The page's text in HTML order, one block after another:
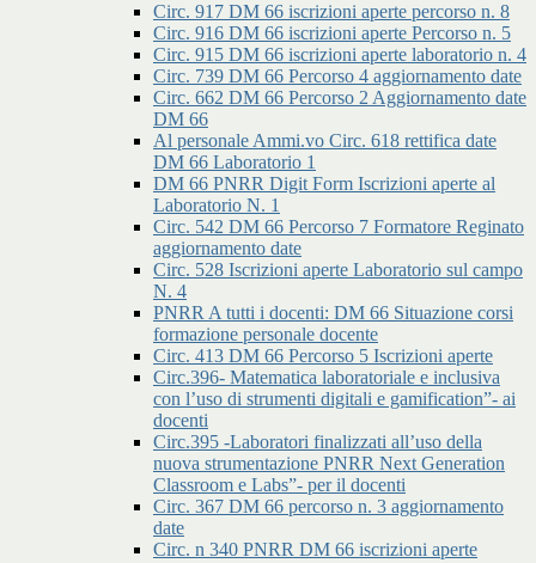
Circ. 917 DM 66 iscrizioni aperte percorso n. 8
Circ. 916 DM 66 iscrizioni aperte Percorso n. 5
Circ. 915 DM 66 iscrizioni aperte laboratorio n. 4
Circ. 739 DM 66 Percorso 4 aggiornamento date
Circ. 662 DM 66 Percorso 2 Aggiornamento date
DM 66
Al personale Ammi.vo Circ. 618 rettifica date
DM 66 Laboratorio 1
DM 66 PNRR Digit Form Iscrizioni aperte al
Laboratorio N. 1
Circ. 542 DM 66 Percorso 7 Formatore Reginato
aggiornamento date
Circ. 528 Iscrizioni aperte Laboratorio sul campo
N. 4
PNRR A tutti i docenti: DM 66 Situazione corsi
formazione personale docente
Circ. 413 DM 66 Percorso 5 Iscrizioni aperte
Circ.396- Matematica laboratoriale e inclusiva
con l’uso di strumenti digitali e gamification”- ai
docenti
Circ.395 -Laboratori finalizzati all’uso della
nuova strumentazione PNRR Next Generation
Classroom e Labs”- per il docenti
Circ. 367 DM 66 percorso n. 3 aggiornamento
date
Circ. n 340 PNRR DM 66 iscrizioni aperte